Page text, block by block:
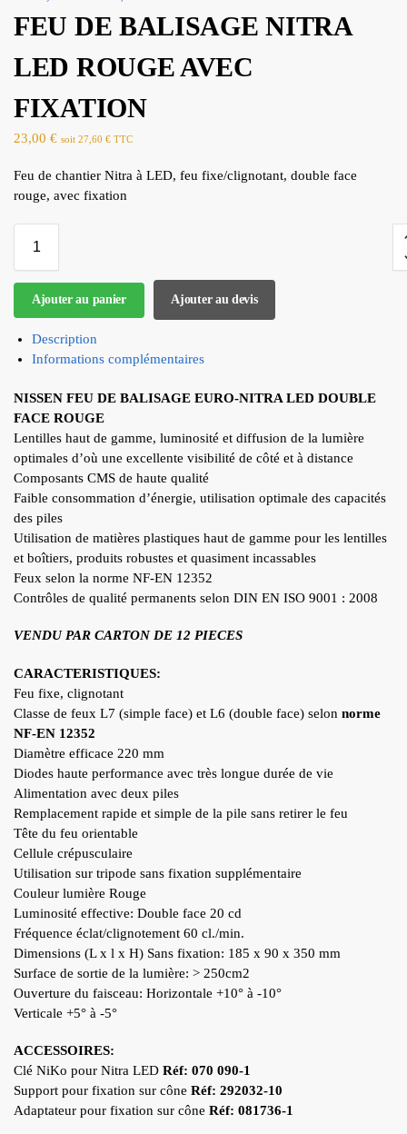
FEU DE BALISAGE NITRA
LED ROUGE AVEC
FIXATION
23,00 € soit 27,60 € TTC
Feu de chantier Nitra à LED, feu fixe/clignotant, double face
rouge, avec fixation
Ajouter au panier Ajouter au devis
Description
Informations complémentaires
NISSEN FEU DE BALISAGE EURO-NITRA LED DOUBLE
FACE ROUGE
Lentilles haut de gamme, luminosité et diffusion de la lumière
optimales d’où une excellente visibilité de côté et à distance
Composants CMS de haute qualité
Faible consommation d’énergie, utilisation optimale des capacités
des piles
Utilisation de matières plastiques haut de gamme pour les lentilles
et boîtiers, produits robustes et quasiment incassables
Feux selon la norme NF-EN 12352
Contrôles de qualité permanents selon DIN EN ISO 9001 : 2008
VENDU PAR CARTON DE 12 PIECES
CARACTERISTIQUES:
Feu fixe, clignotant
Classe de feux L7 (simple face) et L6 (double face) selon norme
NF-EN 12352
Diamètre efficace 220 mm
Diodes haute performance avec très longue durée de vie
Alimentation avec deux piles
Remplacement rapide et simple de la pile sans retirer le feu
Tête du feu orientable
Cellule crépusculaire
Utilisation sur tripode sans fixation supplémentaire
Couleur lumière Rouge
Luminosité effective: Double face 20 cd
Fréquence éclat/clignotement 60 cl./min.
Dimensions (L x l x H) Sans fixation: 185 x 90 x 350 mm
Surface de sortie de la lumière: > 250cm2
Ouverture du faisceau: Horizontale +10° à -10°
Verticale +5° à -5°
ACCESSOIRES:
Clé NiKo pour Nitra LED Réf: 070 090-1
Support pour fixation sur cône Réf: 292032-10
Adaptateur pour fixation sur cône Réf: 081736-1